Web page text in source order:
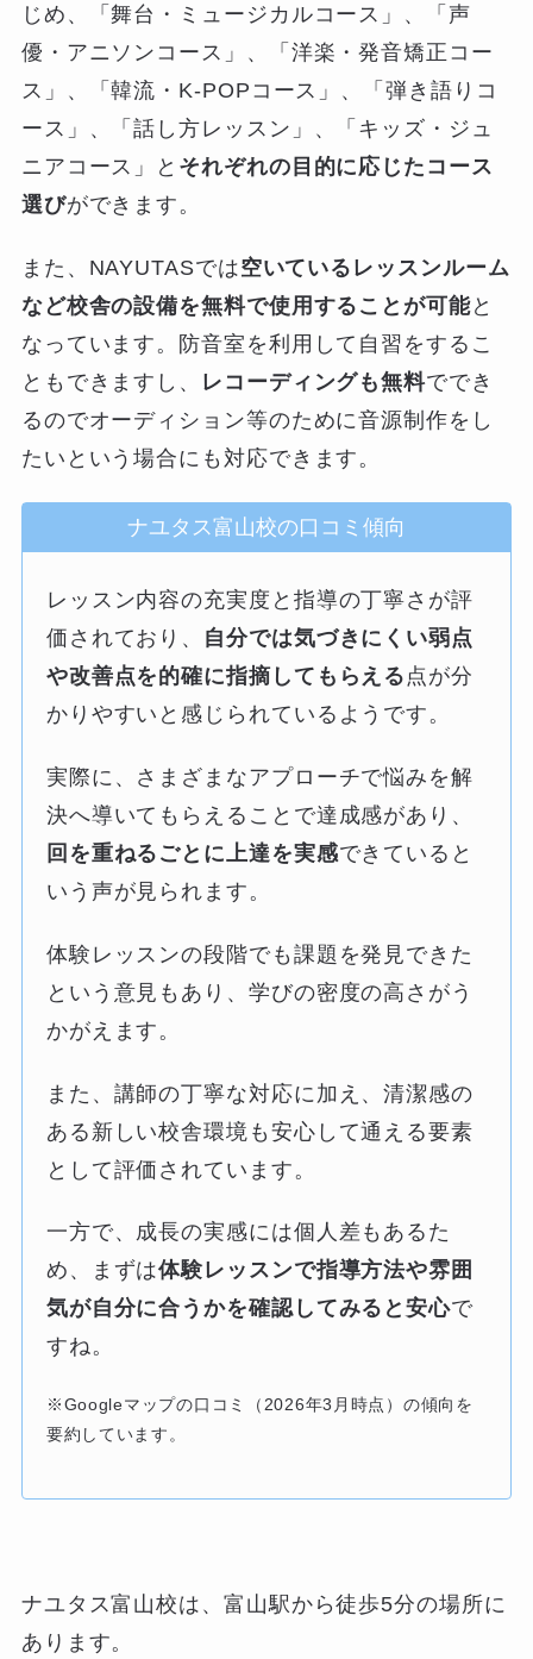
じめ、「舞台・ミュージカルコース」、「声
優・アニソンコース」、「洋楽・発音矯正コー
ス」、「韓流・K-POPコース」、「弾き語りコ
ース」、「話し方レッスン」、「キッズ・ジュ
ニアコース」と それぞれの目的に応じたコース
選びができます。
また、NAYUTASでは空いているレッスンルーム
など校舎の設備を無料で使用することが可能と
なっています。防音室を利用して自習をするこ
ともできますし、 レコーディングも無料ででき
るのでオーディション等のために音源制作をし
たいという場合にも対応できます。
ナユタス富山校の口コミ傾向
レッスン内容の充実度と指導の丁寧さが評
価されており、 自分では気づきにくい弱点
や改善点を的確に指摘してもらえる 点が分
かりやすいと感じられているようです。
実際に、さまざまなアプローチで悩みを解
決へ導いてもらえることで達成感があり、
回を重ねるごとに上達を実感できていると
いう声が見られます。
体験レッスンの段階でも課題を発見できた
という意見もあり、学びの密度の高さがう
かがえます。
また、講師の丁寧な対応に加え、清潔感の
ある新しい校舎環境も安心して通える要素
として評価されています。
一方で、成長の実感には個人差もあるた
め、まずは体験レッスンで指導方法や雰囲
気が自分に合うかを確認してみると安心で
すね。
※Googleマップの口コミ（2026年3月時点）の傾向を
要約しています。
ナユタス富山校は、富山駅から徒歩5分の場所に
あります。